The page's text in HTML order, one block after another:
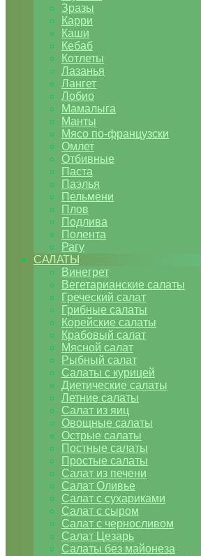
Зразы
Карри
Каши
Кебаб
Котлеты
Лазанья
Лангет
Лобио
Мамалыга
Манты
Мясо по-французски
Омлет
Отбивные
Паста
Паэлья
Пельмени
Плов
Подлива
Полента
Рагу
САЛАТЫ
Винегрет
Вегетарианские салаты
Греческий салат
Грибные салаты
Корейские салаты
Крабовый салат
Мясной салат
Рыбный салат
Салаты с курицей
Диетические салаты
Летние салаты
Салат из яиц
Овощные салаты
Острые салаты
Постные салаты
Простые салаты
Салат из печени
Салат Оливье
Салат с сухариками
Салат с сыром
Салат с черносливом
Салат Цезарь
Салаты без майонеза